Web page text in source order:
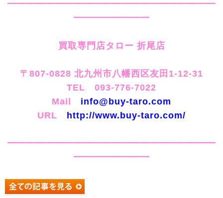
━━━━━━━━━━━━━━━━━━━━━━
━━━━━━━━
買取専門店タロー 折尾店
〒807-0828 北九州市八幡西区友田1-12-31
TEL 093-776-7022
Mail info@buy-taro.com
URL
http://www.buy-taro.com/
━━━━━━━━━━━━━━━━━━━━━━
━━━━━━━━